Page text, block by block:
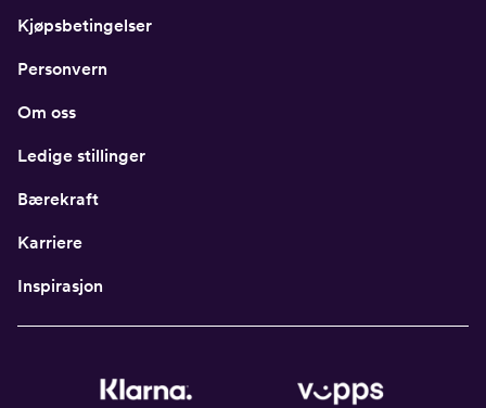
Kjøpsbetingelser
Personvern
Om oss
Ledige stillinger
Bærekraft
Karriere
Inspirasjon